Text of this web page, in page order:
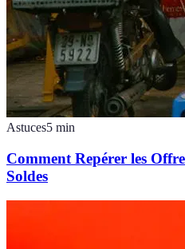
Astuces5 min
Comment Repérer les
Soldes